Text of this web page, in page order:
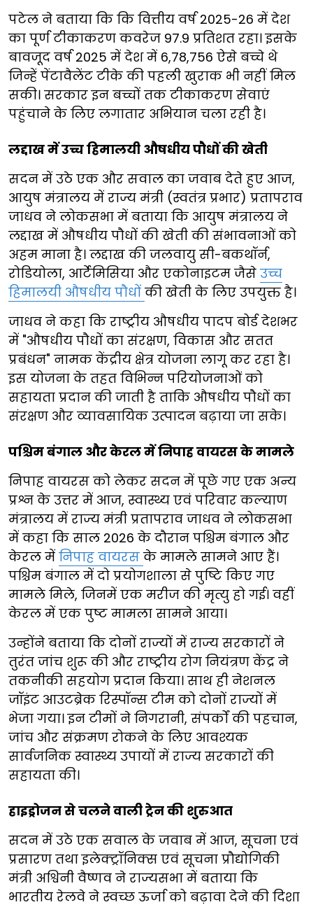
पटेल ने बताया कि कि वित्तीय वर्ष 2025-26 में देश
का पूर्ण टीकाकरण कवरेज 97.9 प्रतिशत रहा। इसके
बावजूद वर्ष 2025 में देश में 6,78,756 ऐसे बच्चे थे
जिन्हें पेंटावैलेंट टीके की पहली खुराक भी नहीं मिल
सकी। सरकार इन बच्चों तक टीकाकरण सेवाएं
पहुंचाने के लिए लगातार अभियान चला रही है।
लद्दाख में उच्च हिमालयी औषधीय पौधों की खेती
सदन में उठे एक और सवाल का जवाब देते हुए आज,
आयुष मंत्रालय में राज्य मंत्री (स्वतंत्र प्रभार) प्रतापराव
जाधव ने लोकसभा में बताया कि आयुष मंत्रालय ने
लद्दाख में औषधीय पौधों की खेती की संभावनाओं को
अहम माना है। लद्दाख की जलवायु सी-बकथॉर्न,
रोडियोला, आर्टेमिसिया और एकोनाइटम जैसे उच्च
हिमालयी औषधीय पौधों की खेती के लिए उपयुक्त है।
जाधव ने कहा कि राष्ट्रीय औषधीय पादप बोर्ड देशभर
में "औषधीय पौधों का संरक्षण, विकास और सतत
प्रबंधन" नामक केंद्रीय क्षेत्र योजना लागू कर रहा है।
इस योजना के तहत विभिन्न परियोजनाओं को
सहायता प्रदान की जाती है ताकि औषधीय पौधों का
संरक्षण और व्यावसायिक उत्पादन बढ़ाया जा सके।
पश्चिम बंगाल और केरल में निपाह वायरस के मामले
निपाह वायरस को लेकर सदन में पूछे गए एक अन्य
प्रश्न के उत्तर में आज, स्वास्थ्य एवं परिवार कल्याण
मंत्रालय में राज्य मंत्री प्रतापराव जाधव ने लोकसभा
में कहा कि साल 2026 के दौरान पश्चिम बंगाल और
केरल में निपाह वायरस के मामले सामने आए हैं।
पश्चिम बंगाल में दो प्रयोगशाला से पुष्टि किए गए
मामले मिले, जिनमें एक मरीज की मृत्यु हो गई। वहीं
केरल में एक पुष्ट मामला सामने आया।
उन्होंने बताया कि दोनों राज्यों में राज्य सरकारों ने
तुरंत जांच शुरू की और राष्ट्रीय रोग नियंत्रण केंद्र ने
तकनीकी सहयोग प्रदान किया। साथ ही नेशनल
जॉइंट आउटब्रेक रिस्पॉन्स टीम को दोनों राज्यों में
भेजा गया। इन टीमों ने निगरानी, संपर्कों की पहचान,
जांच और संक्रमण रोकने के लिए आवश्यक
सार्वजनिक स्वास्थ्य उपायों में राज्य सरकारों की
सहायता की।
हाइड्रोजन से चलने वाली ट्रेन की शुरुआत
सदन में उठे एक सवाल के जवाब में आज, सूचना एवं
प्रसारण तथा इलेक्ट्रॉनिक्स एवं सूचना प्रौद्योगिकी
मंत्री अश्विनी वैष्णव ने राज्यसभा में बताया कि
भारतीय रेलवे ने स्वच्छ ऊर्जा को बढ़ावा देने की दिशा